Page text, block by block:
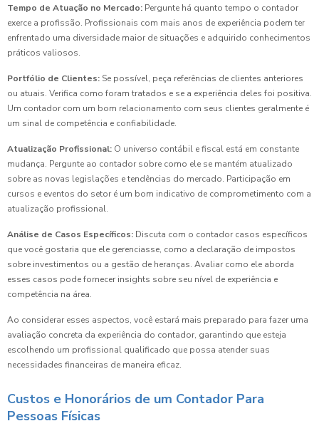
Tempo de Atuação no Mercado: Pergunte há quanto tempo o contador
exerce a profissão. Profissionais com mais anos de experiência podem ter
enfrentado uma diversidade maior de situações e adquirido conhecimentos
práticos valiosos.
Portfólio de Clientes: Se possível, peça referências de clientes anteriores
ou atuais. Verifica como foram tratados e se a experiência deles foi positiva.
Um contador com um bom relacionamento com seus clientes geralmente é
um sinal de competência e confiabilidade.
Atualização Profissional: O universo contábil e fiscal está em constante
mudança. Pergunte ao contador sobre como ele se mantém atualizado
sobre as novas legislações e tendências do mercado. Participação em
cursos e eventos do setor é um bom indicativo de comprometimento com a
atualização profissional.
Análise de Casos Específicos: Discuta com o contador casos específicos
que você gostaria que ele gerenciasse, como a declaração de impostos
sobre investimentos ou a gestão de heranças. Avaliar como ele aborda
esses casos pode fornecer insights sobre seu nível de experiência e
competência na área.
Ao considerar esses aspectos, você estará mais preparado para fazer uma
avaliação concreta da experiência do contador, garantindo que esteja
escolhendo um profissional qualificado que possa atender suas
necessidades financeiras de maneira eficaz.
Custos e Honorários de um Contador Para
Pessoas Físicas